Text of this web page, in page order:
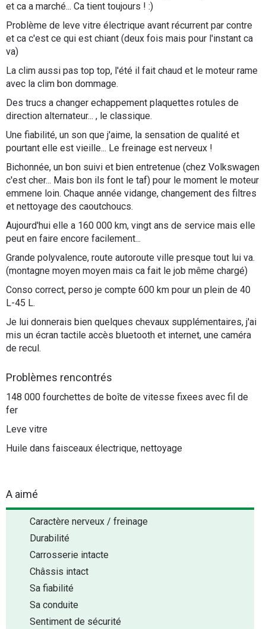
et ca a marché... Ca tient toujours ! :)
Problème de leve vitre électrique avant récurrent par contre
et ca c'est ce qui est chiant (deux fois mais pour l'instant ca
va)
La clim aussi pas top top, l'été il fait chaud et le moteur rame
avec la clim bon dommage.
Des trucs a changer echappement plaquettes rotules de
direction alternateur... , le classique.
Une fiabilité, un son que j'aime, la sensation de qualité et
pourtant elle est vieille... Le freinage est nerveux !
Bichonnée, un bon suivi et bien entretenue (chez Volkswagen
c'est cher... Mais bon ils font le taf) pour le moment le moteur
emmene loin. Chaque année vidange, changement des filtres
et nettoyage des caoutchoucs.
Aujourd'hui elle a 160 000 km, vingt ans de service mais elle
peut en faire encore facilement...
Grande polyvalence, route autoroute ville presque tout lui va.
(montagne moyen moyen mais ca fait le job même chargé)
Conso correct, perso je compte 600 km pour un plein de 40
L-45 L.
Je lui donnerais bien quelques chevaux supplémentaires, j'ai
mis un écran tactile accès bluetooth et internet, une caméra
de recul.
Problèmes rencontrés
148 000 fourchettes de boîte de vitesse fixees avec fil de
fer
Leve vitre
Huile dans faisceaux électrique, nettoyage
A aimé
Caractère nerveux / freinage
Durabilité
Carrosserie intacte
Châssis intact
Sa fiabilité
Sa conduite
Sentiment de sécurité